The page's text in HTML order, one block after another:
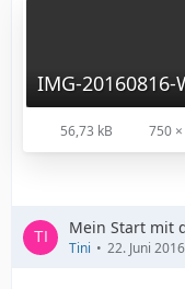
IMG-20160816-
56,73 kB 750
Mein Start mit
Tini 22. Juni